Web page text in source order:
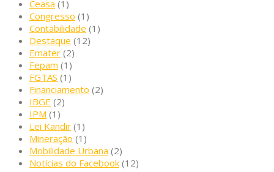
Ceasa (1)
Congresso (1)
Contabilidade (1)
Destaque (12)
Emater (2)
Fepam (1)
FGTAS (1)
Financiamento (2)
IBGE (2)
IPM (1)
Lei Kandir (1)
Mineração (1)
Mobilidade Urbana (2)
Notícias do Facebook (12)